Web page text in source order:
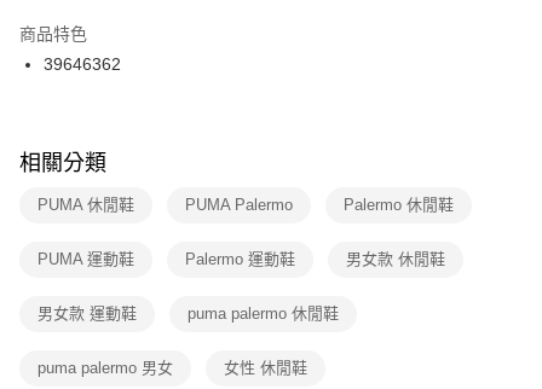
２．訂單成立數日內，您將收到繳費通知簡訊。
３．收到繳費通知簡訊後14天內，點擊此簡訊中的連結，可透過四大超商／
ATM／網路銀行／等多元方式進行付款，方視為交易完成。
※ 交易是否成功請以「AFTEE先享後付 」之結帳頁面顯示為準，若有關於
是否繳費成功／繳費後需取消欲退款等相關疑問，請聯繫「AFTEE先享後付
客戶支援中心」https://netprotections.freshdesk.com/support/home
１．透過由恩沛科技股份有限公司提供之「AFTEE先享後付」服務完成之交
權轉讓予恩沛科技股份有限公司。
３．未成年的使用者請事先徵得法定代理人或監護人之同意方可使用
付款後門市自取
每筆NT$100，滿NT$1,500(含以上)免運費
商品特色
39646362
相關分類
PUMA 休閒鞋 PUMA Palermo Palermo 休閒鞋
PUMA 運動鞋 Palermo 運動鞋 男女款 休閒鞋
男女款 運動鞋 puma palermo 休閒鞋
puma palermo 男女 女性 休閒鞋